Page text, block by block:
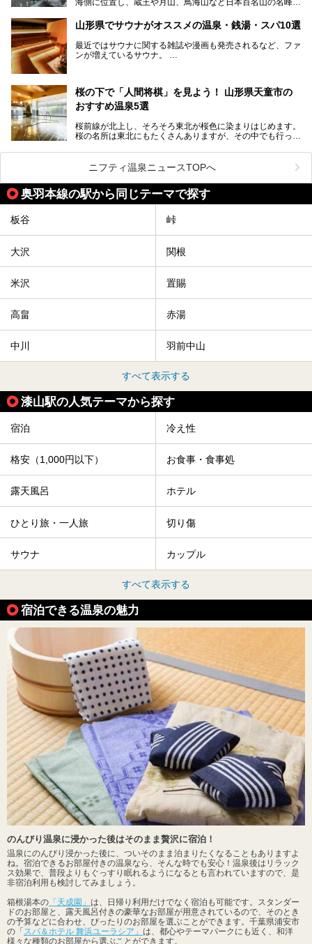
の細道」全行程の1/3にあたる期間を山形県で過ごしたとい
われることからも、山形の深い魅力がうかがえます。
山形県はまた、県内全域に多様な温泉があり、35ある市町
村のすべてで温泉が湧いているという温泉県。そんな山形県
でぜひチェックしたいスーパー銭湯をご紹介します。
山形県でサウナがオススメの温泉・銭湯・スパ10選
最近ではサウナに関する雑誌や漫画も発売されるなど、ファ
ンが増えているサウナ。
こだわりを持つ施設も増えています。
今回はそんな今話題のサウナが楽しめる、山形県内にあるオ
ススメ温泉・銭湯・スパを10件まとめてご紹介します。
桜の下で「人間将棋」を見よう！ 山形県天童市の
おすすめ温泉5選
桜前線が北上し、そろそろ東北が桜色に染まりはじめます。
桜の名所は東北にもたくさんありますが、その中でも行って
舞鶴山の山頂まで軽いハイキングの気分で登れば、そこでは
なんと「人間将棋」が行われているのです！
「人間将棋」とは昭和31年から毎年春に山形県天童市で行
われている一大イベントで、甲冑や着物姿の武者に扮した人
間が将棋の駒となり、対局を行っているのです。
人気漫画「３月のライオン」の中でもこの人間将棋のシーン
りに、思わず吹き出してしまった読者もいることでしょう。
われます。また、23日は「天童百面指し」が行われ、人間
とができます。
天童市には温泉も多数あるので、桜と人間将棋を見た後はゆ
っくり温泉に浸かってはいかがでしょうか。
今回は山形県天童市のおすすめ温泉をご紹介します！
ニフティ温泉ニュースTOPへ
奥羽本線の駅から同じテーマで探す
板谷 峠
大沢 関根
米沢 置賜
高畠 赤湯
中川 羽前中山
すべて表示する
漆山駅の人気テーマから探す
宿泊 冷え性
格安（1,000円以下） お食事・食事処
露天風呂 ホテル
ひとり旅・一人旅 切り傷
サウナ カップル
すべて表示する
宿泊できる温泉の魅力
のんびり温泉に浸かった後はそのまま贅沢に宿泊！
温泉にのんびり浸かった後に、ついそのまま泊まりたくなることもありますよ
ね。宿泊できるお部屋付きの温泉なら、そんな時でも安心！温泉後はリラック
ス効果で、普段よりもぐっすり眠れるようになるとも言われていますので、是
非宿泊利用も検討してみましょう。
箱根湯本の 「天成園」 は、日帰り利用だけでなく宿泊も可能です。スタンダー
ドのお部屋と、露天風呂付きの豪華なお部屋が用意されているので、そのとき
の予算などに合わせ、ぴったりのお部屋を選ぶことができます。千葉県浦安市
の「スパ＆ホテル 舞浜ユーラシア」 は、都心やテーマパークにも近く、和洋
様々な種類のお部屋から選ぶことができます。